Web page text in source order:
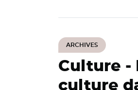
ARCHIVES
Culture -
culture